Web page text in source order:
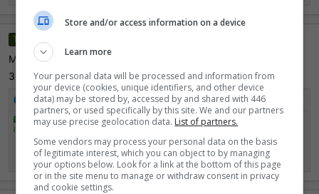
T
Me add no 3ds ^^
3668-7855-0606
kill52
kill52
31 Outubro 2013
Store and/or access information on a device
Learn more
Your personal data will be processed and information from
your device (cookies, unique identifiers, and other device
data) may be stored by, accessed by and shared with 446
partners, or used specifically by this site. We and our partners
may use precise geolocation data. List of partners.
Some vendors may process your personal data on the basis
of legitimate interest, which you can object to by managing
your options below. Look for a link at the bottom of this page
or in the site menu to manage or withdraw consent in privacy
and cookie settings.